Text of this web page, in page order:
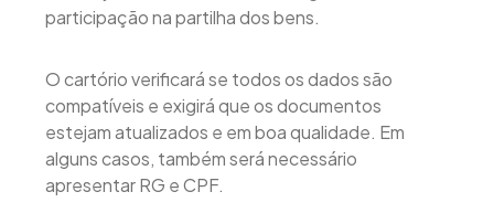
participação na partilha dos bens.
O cartório verificará se todos os dados são
compatíveis e exigirá que os documentos
estejam atualizados e em boa qualidade. Em
alguns casos, também será necessário
apresentar RG e CPF.